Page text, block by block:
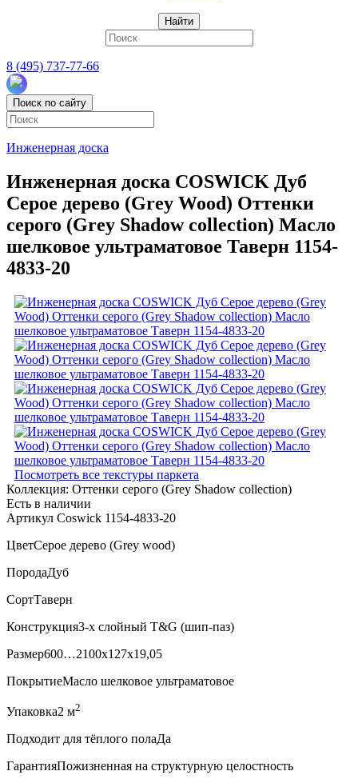
Найти
8 (495) 737-77-66
Поиск по сайту
Инженерная доска
Инженерная доска COSWICK Дуб
Серое дерево (Grey Wood) Оттенки
серого (Grеy Shadow collection) Масло
шелковое ультраматовое Таверн 1154-
4833-20
Посмотреть все текстуры паркета
Коллекция: Оттенки серого (Grеy Shadow collection)
Есть в наличии
Артикул Coswick 1154-4833-20
ЦветСерое дерево (Grey wood)
ПородаДуб
СортТаверн
Конструкция3-х слойный T&G (шип-паз)
Размер600…2100x127x19,05
ПокрытиеМасло шелковое ультраматовое
Упаковка2 м2
Подходит для тёплого полаДа
ГарантияПожизненная на структурную целостность